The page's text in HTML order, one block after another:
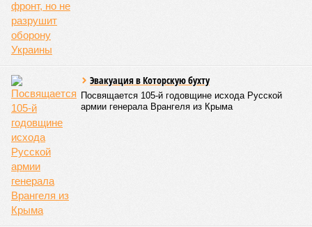
Эвакуация в Которскую бухту
Посвящается 105-й годовщине исхода Русской
армии генерала Врангеля из Крыма